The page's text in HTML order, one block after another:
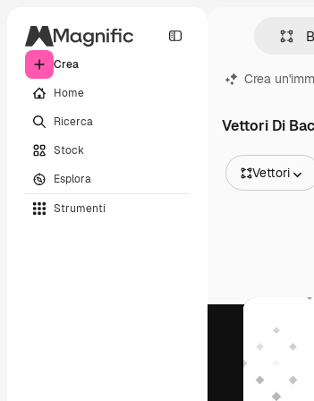
Crea
Home
Ricerca
Stock
Esplora
Strumenti
Crea
Vettori Di
Vettori
Video
Motion graphic
Modelli di video
Icone
Modelli 3D